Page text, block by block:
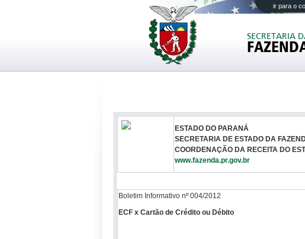
ir para o
SECRETARIA
ESTADO DO PARANÁ
SECRETARIA DE ESTADO DA
COORDENAÇÃO DA RECEITA DO
www.fazenda.pr.gov.br
Boletim Informativo nº 004/2012
ECF x Cartão de Crédito ou Débito